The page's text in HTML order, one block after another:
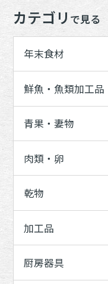
カテゴリ で見る
年末食材
鮮魚・魚類加工品
青果・妻物
肉類・卵
乾物
加工品
厨房器具